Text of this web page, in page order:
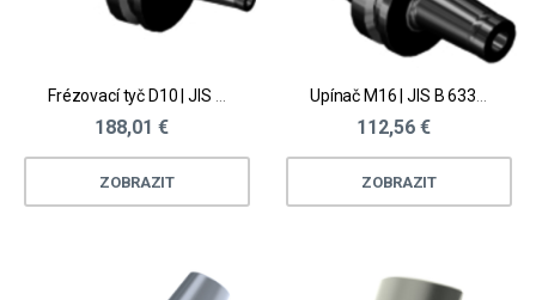
188,01 €
ZOBRAZIT
112,56 €
ZOBRAZIT